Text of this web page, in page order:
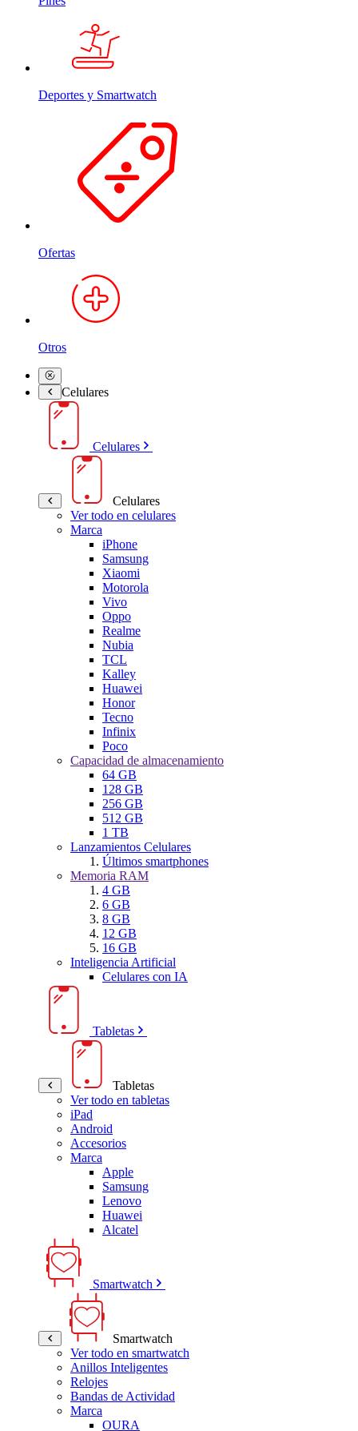
Deportes y Smartwatch
Ofertas
Otros
Celulares
Celulares
Celulares
Ver todo en celulares
Marca
iPhone
Samsung
Xiaomi
Motorola
Vivo
Oppo
Realme
Nubia
TCL
Kalley
Huawei
Honor
Tecno
Infinix
Poco
Capacidad de almacenamiento
64 GB
128 GB
256 GB
512 GB
1 TB
Lanzamientos Celulares
Últimos smartphones
Memoria RAM
4 GB
6 GB
8 GB
12 GB
16 GB
Inteligencia Artificial
Celulares con IA
Tabletas
Tabletas
Ver todo en tabletas
iPad
Android
Accesorios
Marca
Apple
Samsung
Lenovo
Huawei
Alcatel
Smartwatch
Smartwatch
Ver todo en smartwatch
Anillos Inteligentes
Relojes
Bandas de Actividad
Marca
OURA